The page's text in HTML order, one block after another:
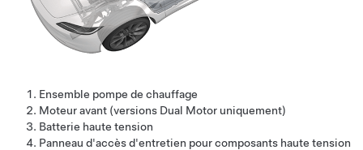
Ensemble pompe de chauffage
Moteur avant (versions Dual Motor uniquement)
Batterie haute tension
Panneau d'accès d'entretien pour composants haute tension